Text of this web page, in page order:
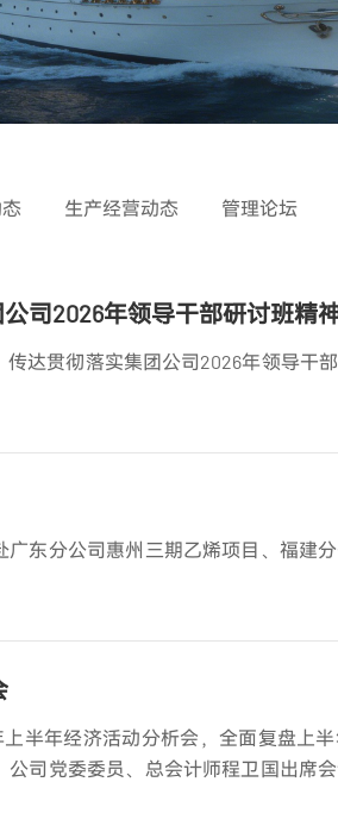
生产经营动态 管理论坛
司2026年领导干部研讨班精
达贯彻落实集团公司2026年领导干
东分公司惠州三期乙烯项目、福建
半年经济活动分析会，全面复盘上
司党委委员、总会计师程卫国出席